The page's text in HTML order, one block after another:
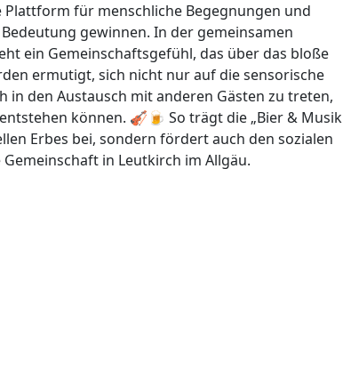
für menschliche Begegnungen und
gewinnen. In der gemeinsamen
ein Gemeinschaftsgefühl, das über das bloße
ermutigt, sich nicht nur auf die sensorische
in den Austausch mit anderen Gästen zu treten,
können. 🎻🍺 So trägt die „Bier & Musik
Erbes bei, sondern fördert auch den sozialen
in Leutkirch im Allgäu.